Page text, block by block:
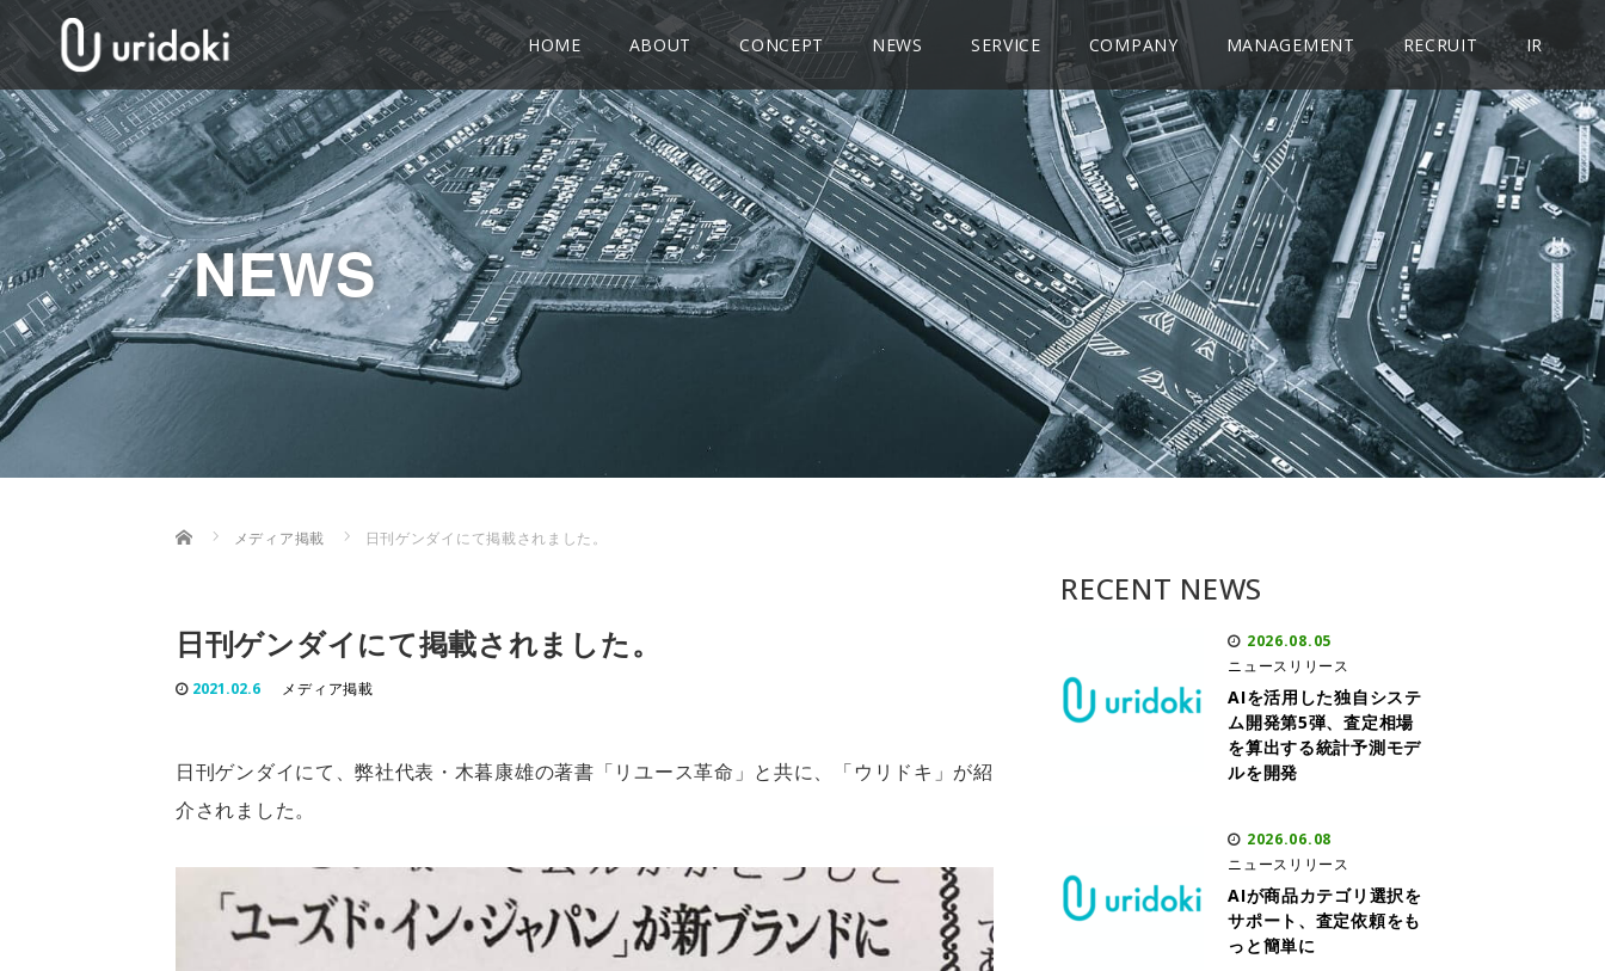
HOME ABOUT CONCEPT NEWS SERVICE COMPANY MANAGEMENT RECRUIT IR
NEWS
Home メディア掲載 日刊ゲンダイにて掲載されました。
日刊ゲンダイにて掲載されました。
2021.02.6 メディア掲載
日刊ゲンダイにて、弊社代表・木暮康雄の著書「リユース革命」と共に、「ウリドキ」が紹
介されました。
RECENT NEWS
2026.08.05
ニュースリリース
AIを活用した独自システ
ム開発第5弾、査定相場
を算出する統計予測モデ
ルを開発
2026.06.08
ニュースリリース
AIが商品カテゴリ選択を
サポート、査定依頼をも
っと簡単に